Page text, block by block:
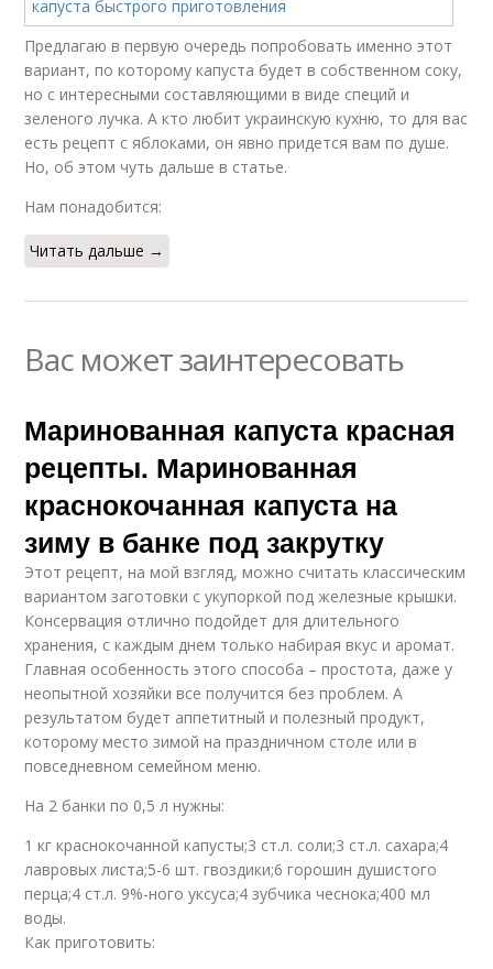
Предлагаю в первую очередь попробовать именно этот
вариант, по которому капуста будет в собственном соку,
но с интересными составляющими в виде специй и
зеленого лучка. А кто любит украинскую кухню, то для вас
есть рецепт с яблоками, он явно придется вам по душе.
Но, об этом чуть дальше в статье.
Нам понадобится:
Читать дальше →
Вас может заинтересовать
Маринованная капуста красная
рецепты. Маринованная
краснокочанная капуста на
зиму в банке под закрутку
Этот рецепт, на мой взгляд, можно считать классическим
вариантом заготовки с укупоркой под железные крышки.
Консервация отлично подойдет для длительного
хранения, с каждым днем только набирая вкус и аромат.
Главная особенность этого способа – простота, даже у
неопытной хозяйки все получится без проблем. А
результатом будет аппетитный и полезный продукт,
которому место зимой на праздничном столе или в
повседневном семейном меню.
На 2 банки по 0,5 л нужны:
1 кг краснокочанной капусты;3 ст.л. соли;3 ст.л. сахара;4
лавровых листа;5-6 шт. гвоздики;6 горошин душистого
перца;4 ст.л. 9%-ного уксуса;4 зубчика чеснока;400 мл
воды.
Как приготовить: